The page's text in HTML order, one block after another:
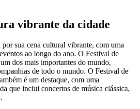
vibrante da cidade
sua cena cultural vibrante, com uma
ao longo do ano. O Festival de
dos mais importantes do mundo,
de todo o mundo. O Festival de
é um destaque, com uma
que inclui concertos de música clássica,